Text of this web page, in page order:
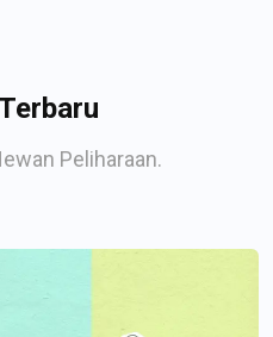
Peliharaan.